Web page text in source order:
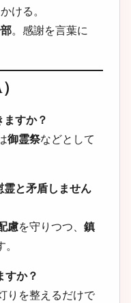
ける。
。感謝を言葉に
すか？
御霊祭などとして
霊と矛盾しません
慮を守りつつ、 鎮
すか？
りを整えるだけで